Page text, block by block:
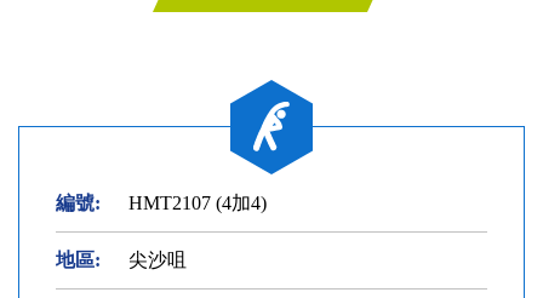
編號: HMT2107 (4加4)
地區: 尖沙咀